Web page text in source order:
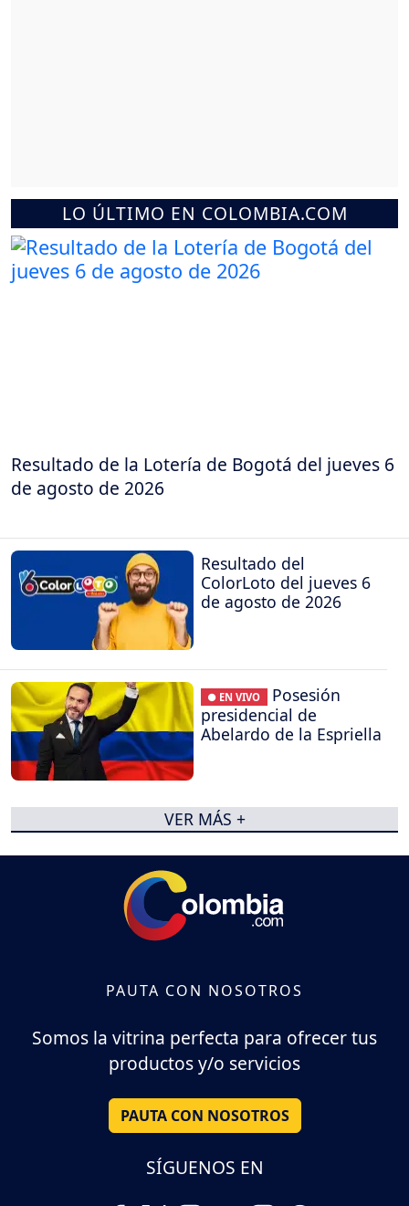
LO ÚLTIMO EN COLOMBIA.COM
Resultado de la Lotería de Bogotá del jueves 6
de agosto de 2026
Resultado del
ColorLoto del jueves 6
de agosto de 2026
● EN VIVO
Posesión
presidencial de
Abelardo de la Espriella
VER MÁS +
PAUTA CON NOSOTROS
Somos la vitrina perfecta para ofrecer tus
productos y/o servicios
PAUTA CON NOSOTROS
SÍGUENOS EN